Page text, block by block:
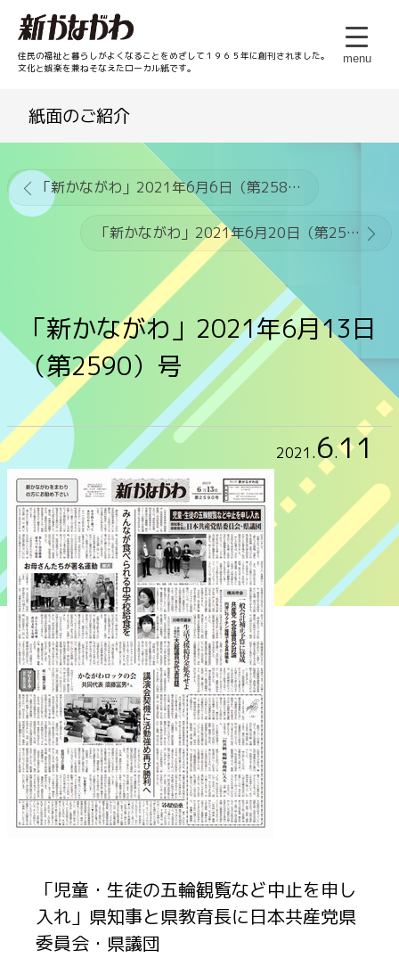
menu
住民の福祉と暮らしがよくなることをめざして１９６５年に創刊されました。
文化と娯楽を兼ねそなえたローカル紙です。
紙面のご紹介
「新かながわ」2021年6月6日（第2589）号
「新かながわ」2021年6月20日（第2591）号
「新かながわ」2021年6月13日
（第2590）号
2021 .6.11
「児童・生徒の五輪観覧など中止を申し
入れ」県知事と県教育長に日本共産党県
委員会・県議団